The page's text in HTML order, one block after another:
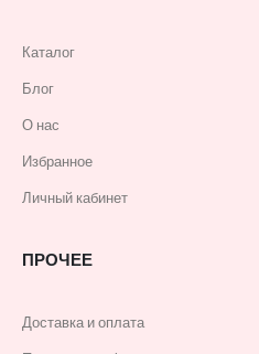
Каталог
Блог
О нас
Избранное
Личный кабинет
ПРОЧЕЕ
Доставка и оплата